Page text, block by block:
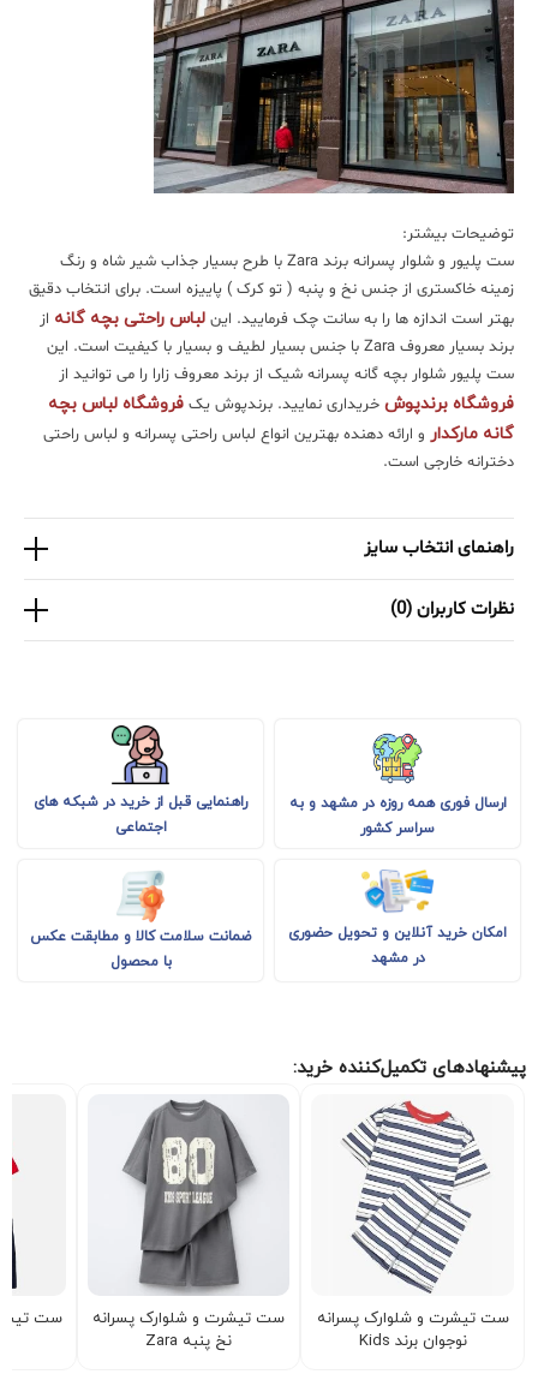
توضیحات بیشتر:
ست پلیور و شلوار پسرانه برند Zara با طرح بسیار جذاب شیر شاه و رنگ
زمینه خاکستری از جنس نخ و پنبه ( تو کرک ) پاییزه است. برای انتخاب دقیق
بهتر است اندازه ها را به سانت چک فرمایید. این لباس راحتی بچه گانه از
برند بسیار معروف Zara با جنس بسیار لطیف و بسیار با کیفیت است. این
ست پلیور شلوار بچه گانه پسرانه شیک از برند معروف زارا را می توانید از
فروشگاه برندپوش خریداری نمایید. برندپوش یک فروشگاه لباس بچه
گانه مارکدار و ارائه دهنده بهترین انواع لباس راحتی پسرانه و لباس راحتی
دخترانه خارجی است.
راهنمای انتخاب سایز
نظرات کاربران (0)
ارسال فوری همه روزه در مشهد و به
سراسر کشور
راهنمایی قبل از خرید در شبکه های
اجتماعی
امکان خرید آنلاین و تحویل حضوری
در مشهد
ضمانت سلامت کالا و مطابقت عکس
با محصول
پیشنهادهای تکمیل‌کننده خرید:
ست تیشرت و شلوارک پسرانه
نوجوان برند Kids
ست تیشرت و شلوارک پسرانه
نخ پنبه Zara
ست